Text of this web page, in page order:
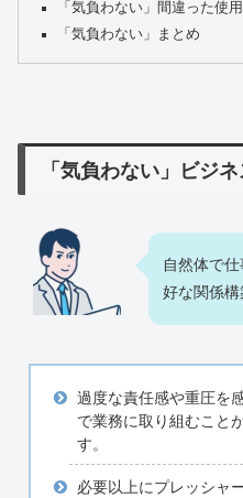
「気負わない」間違った使
「気負わない」まとめ
「気負わない」ビジ
自然体で
好な関係構
過度な責任感や重圧を
で業務に取り組むこと
す。
必要以上にプレッシャ